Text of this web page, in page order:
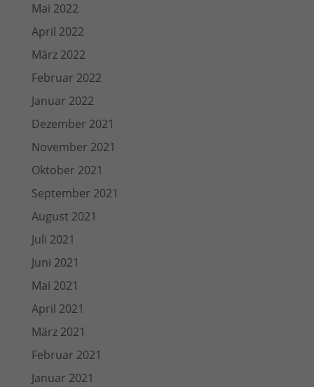
Mai 2022
April 2022
März 2022
Februar 2022
Januar 2022
Dezember 2021
November 2021
Oktober 2021
September 2021
August 2021
Juli 2021
Juni 2021
Mai 2021
April 2021
März 2021
Februar 2021
Januar 2021